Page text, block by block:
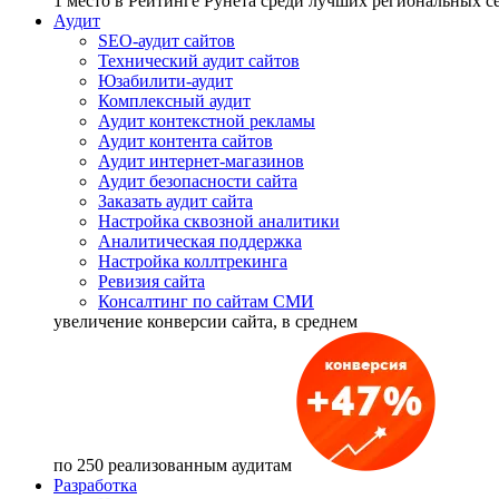
Аудит
SEO-аудит сайтов
Технический аудит сайтов
Юзабилити-аудит
Комплексный аудит
Аудит контекстной рекламы
Аудит контента сайтов
Аудит интернет-магазинов
Аудит безопасности сайта
Заказать аудит сайта
Настройка сквозной аналитики
Аналитическая поддержка
Настройка коллтрекинга
Ревизия сайта
Консалтинг по сайтам СМИ
увеличение конверсии сайта, в среднем
по 250 реализованным аудитам
Разработка